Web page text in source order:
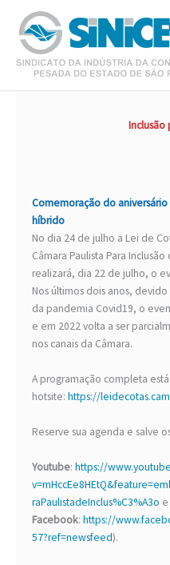
para
conteúdo
Inclusão
Comemoração do
híbrido
No dia 24 de julho a Lei de
Câmara Paulista Para
realizará, dia 22 de julho, o
Nos últimos dois anos,
da pandemia Covid19, o
e em 2022 volta a ser
nos canais da Câmara.
A programação completa
hotsite: https://
Reserve sua agenda e salve
Youtube: https://
raPaulistadeInclus%C3%A3o e
Facebook: https://
57?ref=newsfeed).